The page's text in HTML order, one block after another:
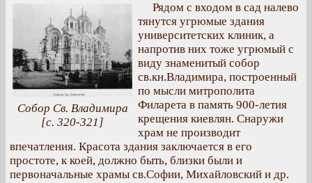
Собор Св. Владимира
[с. 320-321]
Рядом с входом в сад налево
тянутся угрюмые здания
университетских клиник, а
напротив них тоже угрюмый с
виду знаменитый собор
св.кн.Владимира, построенный
по мысли митрополита
Филарета в память 900-летия
крещения киевлян. Снаружи
храм не производит
впечатления. Красота здания заключается в его
простоте, к коей, должно быть, близки были и
первоначальные храмы св.Софии, Михайловский и др.